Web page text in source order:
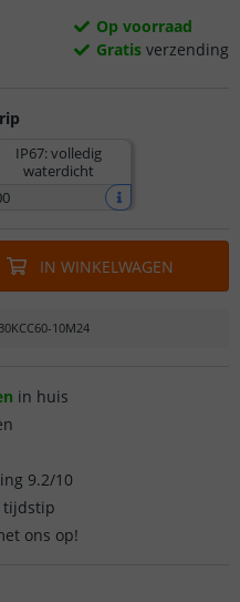
IP67: volledig
waterdicht
Op voorraad
Gratis verzending
IN WINKELWAGEN
10M24
in huis
9.2/10
tijdstip
ons op!